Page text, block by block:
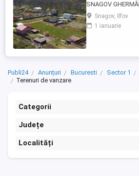
SNAGOV
RĂZBOIENI,
30.66 ML, LÂNGĂ
PARCELARE,
de natură, îți plac
Snagov, Ilfov
1 ianuarie
Publi24 Anunțuri Bucuresti Sector 1
Terenuri de vanzare
Categorii
Județe
Localități